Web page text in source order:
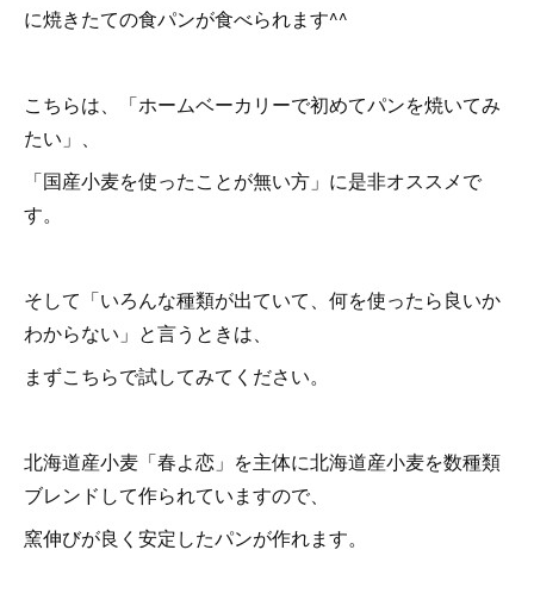
に焼きたての食パンが食べられます^^
こちらは、「ホームベーカリーで初めてパンを焼いてみ
たい」、
「国産小麦を使ったことが無い方」に是非オススメで
す。
そして「いろんな種類が出ていて、何を使ったら良いか
わからない」と言うときは、
まずこちらで試してみてください。
北海道産小麦「春よ恋」を主体に北海道産小麦を数種類
ブレンドして作られていますので、
窯伸びが良く安定したパンが作れます。